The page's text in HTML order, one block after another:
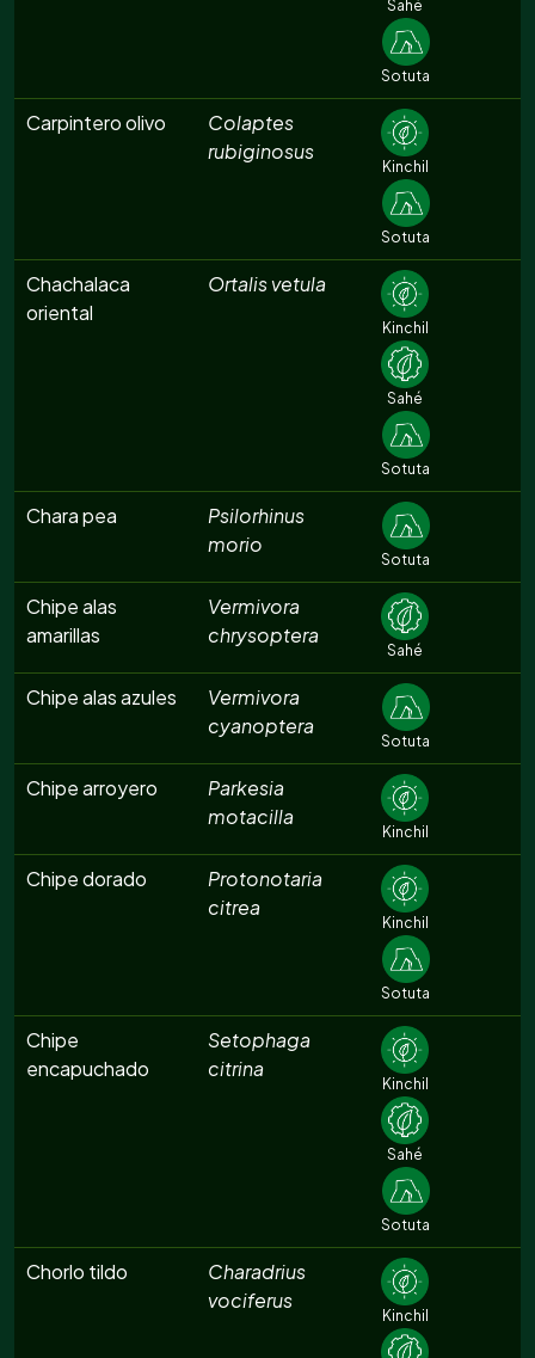
Sahé
Sotuta
Carpintero olivo
Colaptes
rubiginosus
Kinchil
Sotuta
Chachalaca
oriental
Ortalis vetula
Kinchil
Sahé
Sotuta
Chara pea
Psilorhinus
morio
Sotuta
Chipe alas
amarillas
Vermivora
chrysoptera
Sahé
Chipe alas azules
Vermivora
cyanoptera
Sotuta
Chipe arroyero
Parkesia
motacilla
Kinchil
Chipe dorado
Protonotaria
citrea
Kinchil
Sotuta
Chipe
encapuchado
Setophaga
citrina
Kinchil
Sahé
Sotuta
Chorlo tildo
Charadrius
vociferus
Kinchil